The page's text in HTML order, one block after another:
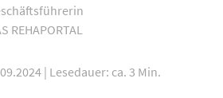
REHAPORTAL
| Lesedauer: ca. 3 Min.